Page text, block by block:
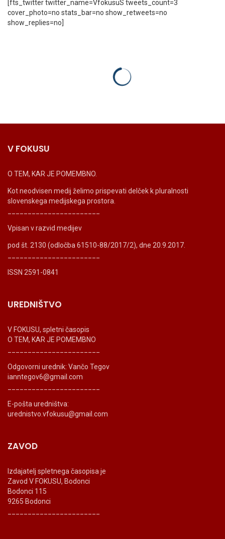
[fts_twitter twitter_name=VfokusuS tweets_count=3
cover_photo=no stats_bar=no show_retweets=no
show_replies=no]
V FOKUSU
O TEM, KAR JE POMEMBNO.
Kot neodvisen medij želimo prispevati delček k pluralnosti
slovenskega medijskega prostora.
Vpisan v razvid medijev
pod št. 2130 (odločba 61510-88/2017/2), dne 20.9.2017.
ISSN 2591-0841
UREDNIŠTVO
V FOKUSU, spletni časopis
O TEM, KAR JE POMEMBNO
Odgovorni urednik: Vančo Tegov
ianntegov6@gmail.com
E-pošta uredništva:
urednistvo.vfokusu@gmail.com
ZAVOD
Izdajatelj spletnega časopisa je
Zavod V FOKUSU, Bodonci
Bodonci 115
9265 Bodonci